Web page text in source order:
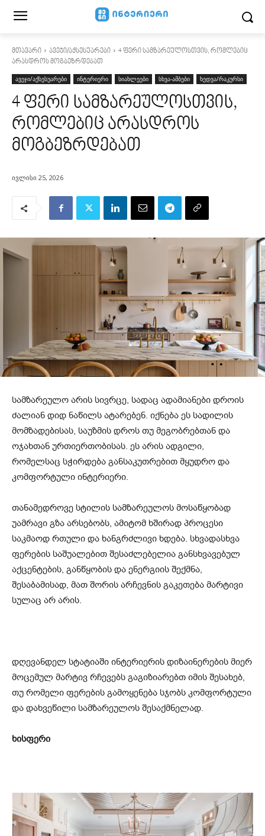
მთავარი ავეჯი/აქსესუარები
4 ფერი სამზარეულოსთვის, რომლებიც
არასდროს მოგბეზრდებათ
ავეჯი/აქსესუარები ინტერიერი სიახლეები სხვა-ამბები ხედვა/რაკურსი
4 ფერი სამზარეულოსთვის,
რომლებიც არასდროს
მოგბეზრდებათ
ივლისი 25, 2026
სამზარეულო არის სივრცე, სადაც ადამიანები დროის
ძალიან დიდ ნაწილს ატარებენ. იქნება ეს სადილის
მომზადებისას, საუზმის დროს თუ მეგობრებთან და
ოჯახთან ურთიერთობისას. ეს არის ადგილი,
რომელსაც სჭირდება განსაკუთრებით მყუდრო და
კომფორტული ინტერიერი.
თანამედროვე სტილის სამზარეულოს მოსაწყობად
უამრავი გზა არსებობს, ამიტომ ხშირად პროცესი
საკმაოდ რთული და ხანგრძლივი ხდება. სხვადასხვა
ფერების საშუალებით შესაძლებელია განსხვავებულ
აქცენტების, განწყობის და ენერგიის შექმნა,
შესაბამისად, მათ შორის არჩევნის გაკეთება მარტივი
სულაც არ არის.
დღევანდელ სტატიაში ინტერიერის დიზაინერების მიერ
მოცემულ მარტივ რჩევებს გაგიზიარებთ იმის შესახებ,
თუ რომელი ფერების გამოყენება სჯობს კომფორტული
და დახვეწილი სამზარეულოს შესაქმნელად.
ხისფერი